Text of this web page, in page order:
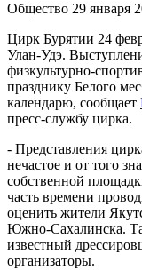
Общество 29 января
Цирк Бурятии 24
Улан-Удэ.
физкультурно-
празднику Белого
календарю, сообщает
пресс-службу цирка.
- Представления
нечастое и от того
собственной
часть времени
оценить жители
Южно-Сахалинска.
известный
организаторы.